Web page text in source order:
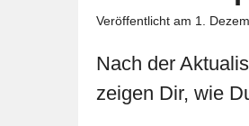
Veröffentlicht am 1.
Nach der
zeigen Dir, wie